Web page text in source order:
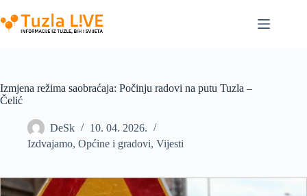
to
content
Izmjena režima saobraćaja: Počinju radovi na putu Tuzla –
Čelić
DeSk
10. 04. 2026.
Izdvajamo, Općine i gradovi, Vijesti